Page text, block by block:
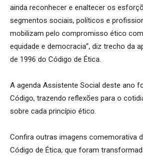
ainda reconhecer e enaltecer os
segmentos sociais, políticos e
mobilizam pelo compromisso ético com
equidade e democracia”, diz trecho da
de 1996 do Código de Ética.
A agenda Assistente Social deste ano
Código, trazendo reflexões para o
sobre cada princípio ético.
Confira outras imagens comemorativa
Código de Ética, que foram